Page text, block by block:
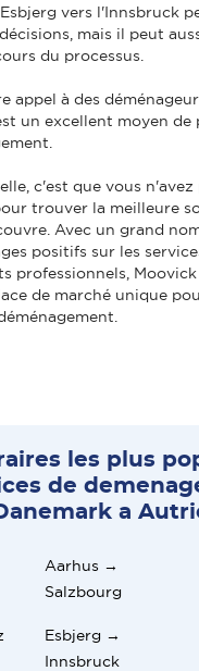
vers l'Innsbruck
mais il peut
du processus.
appel à des
un excellent moyen de
c'est que vous
trouver la meilleure
Avec un grand
positifs sur les
professionnels,
de marché unique
les plus
de
a
Aarhus →
Salzbourg
Esbjerg →
Innsbruck